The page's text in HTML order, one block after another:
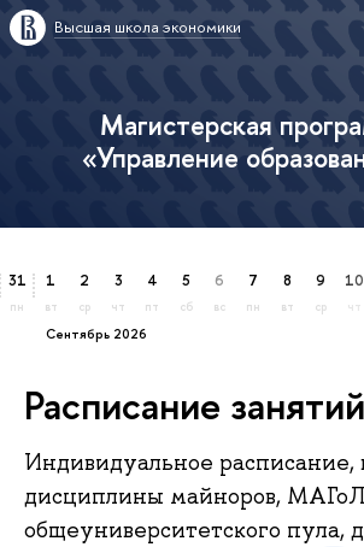
Высшая школа экономики
Магистерская
«Управление
31
пн
сентябрь 2026
1
вт
2
ср
3
чт
4
пт
5
сб
6
вс
7
пн
8
вт
9
ср
10
чт
Расписание занятий
Индивидуальное
дисциплины майноров,
общеуниверситетского пула,